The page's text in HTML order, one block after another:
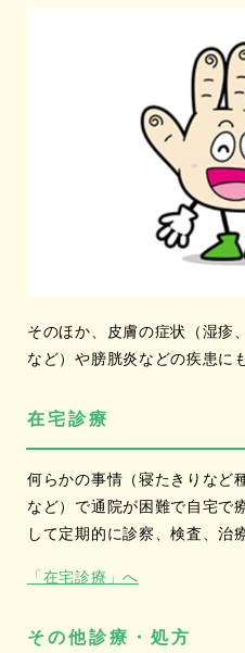
そのほか、皮膚の症状（湿疹
など）や膀胱炎などの疾患に
在宅診療
何らかの事情（寝たきりなど
など）で通院が困難で自宅で
して定期的に診察、検査、治
「在宅診療」へ
その他診療・処方